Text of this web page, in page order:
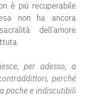
è più recuperabile
non ha ancora
dell’amore
per adesso, a
perché
poche e indiscutibili